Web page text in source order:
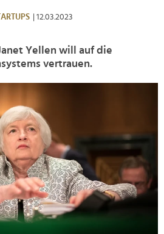
| 12.03.2023
Yellen will auf die
vertrauen.